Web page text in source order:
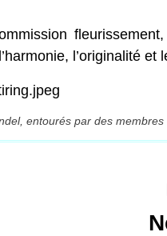
l’originalité
entourés par des